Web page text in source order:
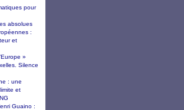
pour
absolues
:
et
»
Silence
: une
et
Guaino :